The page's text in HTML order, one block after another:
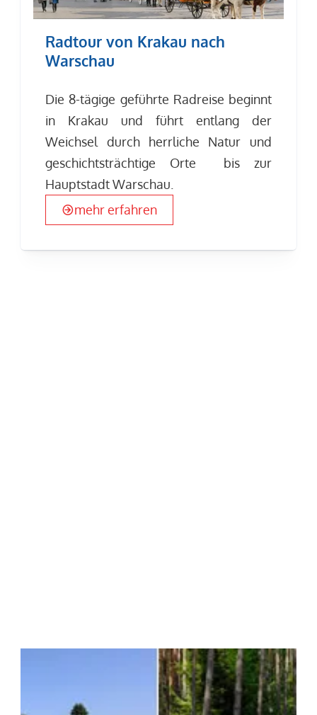
Radtour von Krakau nach
Warschau
Die 8-tägige geführte Radreise beginnt
in Krakau und führt entlang der
Weichsel durch herrliche Natur und
geschichtsträchtige Orte bis zur
Hauptstadt Warschau.
mehr erfahren